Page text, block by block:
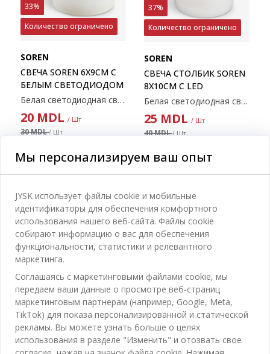
33%
Количество ограничено
SOREN
СВЕЧА SOREN 6X9СМ С
БЕЛЫМ СВЕТОДИОДОМ
Белая светодиодная свеча с эффектом пламени. Эта свеча имеет встроенный светодиод и функцию таймера с интервалами 6 часов включения и 18 часов выключения. Идеально подходит для создания теплой атмосферы. Требуются 2 батарейки типа АА (не входят в комплект). Ø6x9 см
20 MDL / Шт
30 MDL/ Шт
Доступно в магазине
37%
Количество ограничено
SOREN
СВЕЧА СТОЛБИК SOREN
8X10СМ С LED
Белая светодиодная свеча с эффектом пламени. Эта свеча имеет светодиодную подсветку и функцию таймера с интервалами 6 часов включения и 18 часов выключения. Идеально подходит для создания теплой атмосферы. Требуются 2 батарейки типа АА (не входят в комплект). Ø8x10 см
25 MDL / Шт
40 MDL/ Шт
Доступно в магазине
Категории
Спальня
Ванная
Кабинет
Гостиная
Столовая
Отдел обслуживания клиентов
Контакты службы поддержки клиентов
Магазины и часы работы
Акции
JYSK
Про JYSK
ОФИС
Мы персонализируем ваш опыт
JYSK использует файлы cookie и мобильные
идентификаторы для обеспечения комфортного
использования нашего веб-сайта. Файлы cookie
собирают информацию о вас для обеспечения
функциональности, статистики и релевантного
маркетинга.
Соглашаясь с маркетинговыми файлами cookie, мы
передаем ваши данные о просмотре веб-страниц
маркетинговым партнерам (например, Google, Meta,
TikTok) для показа персонализированной и статической
рекламы. Вы можете узнать больше о целях
использования в разделе "Изменить" и отозвать свое